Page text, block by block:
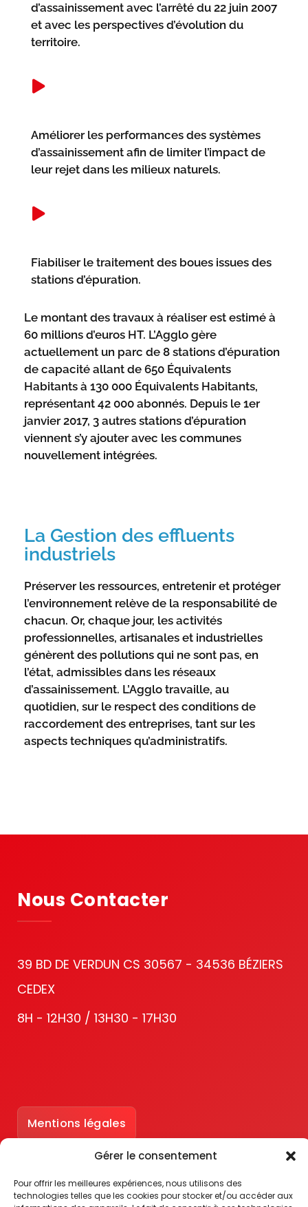
Gérer le consentement
Pour offrir les meilleures expériences, nous utilisons des
technologies telles que les cookies pour stocker et/ou accéder aux
d’assainissement avec l’arrêté du 22 juin 2007
et avec les perspectives d’évolution du
territoire.
Améliorer les performances des systèmes
d’assainissement afin de limiter l’impact de
leur rejet dans les milieux naturels.
Fiabiliser le traitement des boues issues des
stations d’épuration.
Le montant des travaux à réaliser est estimé à
60 millions d’euros HT. L’Agglo gère
actuellement un parc de 8 stations d’épuration
de capacité allant de 650 Équivalents
Habitants à 130 000 Équivalents Habitants,
représentant 42 000 abonnés. Depuis le 1er
janvier 2017, 3 autres stations d’épuration
viennent s’y ajouter avec les communes
nouvellement intégrées.
La Gestion des effluents
industriels
Préserver les ressources, entretenir et protéger
l’environnement relève de la responsabilité de
chacun. Or, chaque jour, les activités
professionnelles, artisanales et industrielles
génèrent des pollutions qui ne sont pas, en
l’état, admissibles dans les réseaux
d’assainissement. L’Agglo travaille, au
quotidien, sur le respect des conditions de
raccordement des entreprises, tant sur les
aspects techniques qu’administratifs.
Nous Contacter
39 BD DE VERDUN CS 30567 - 34536 BÉZIERS
CEDEX
8H - 12H30 / 13H30 - 17H30
Mentions légales
Accessibilité : partiellement conforme